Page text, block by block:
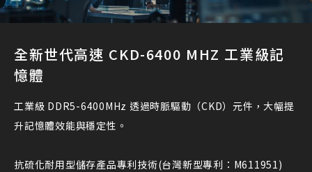
全新世代高速 CKD-6400 MHZ 工業級記
憶體
工業級 DDR5-6400MHz 透過時脈驅動（CKD）元件，大幅提
升記憶體效能與穩定性。
抗硫化耐用型儲存產品專利技術(台灣新型專利：M611951)